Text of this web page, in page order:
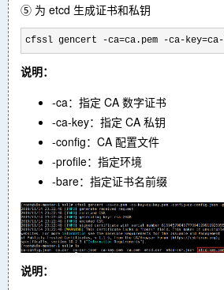
⑤ 为 etcd 生成证书和私钥
cfssl gencert -ca=ca.pem -ca-
说明：
-ca：指定 CA 数字证书
-ca-key：指定 CA 私钥
-config：CA 配置文件
-profile：指定环境
-bare：指定证书名前缀
说明：